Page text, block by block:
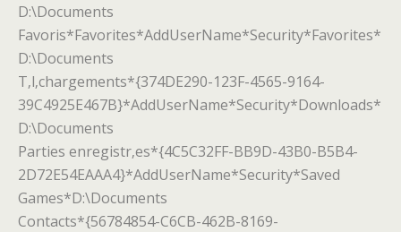
D:\Documents
Favoris*Favorites*AddUserName*Security*Favorites*
D:\Documents
T‚l‚chargements*{374DE290-123F-4565-9164-
39C4925E467B}*AddUserName*Security*Downloads*
D:\Documents
Parties enregistr‚es*{4C5C32FF-BB9D-43B0-B5B4-
2D72E54EAAA4}*AddUserName*Security*Saved
Games*D:\Documents
Contacts*{56784854-C6CB-462B-8169-